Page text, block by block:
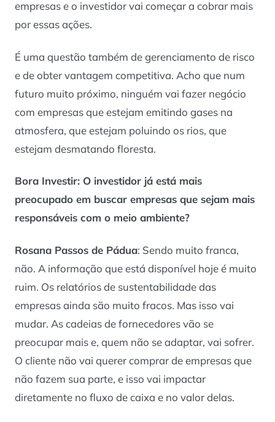
empresas e o investidor vai começar a cobrar mais
por essas ações.
É uma questão também de gerenciamento de risco
e de obter vantagem competitiva. Acho que num
futuro muito próximo, ninguém vai fazer negócio
com empresas que estejam emitindo gases na
atmosfera, que estejam poluindo os rios, que
estejam desmatando floresta.
Bora Investir: O investidor já está mais
preocupado em buscar empresas que sejam mais
responsáveis com o meio ambiente?
Rosana Passos de Pádua: Sendo muito franca,
não. A informação que está disponível hoje é muito
ruim. Os relatórios de sustentabilidade das
empresas ainda são muito fracos. Mas isso vai
mudar. As cadeias de fornecedores vão se
preocupar mais e, quem não se adaptar, vai sofrer.
O cliente não vai querer comprar de empresas que
não fazem sua parte, e isso vai impactar
diretamente no fluxo de caixa e no valor delas.